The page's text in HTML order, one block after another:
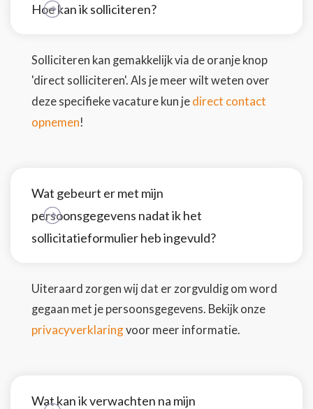
Hoe kan ik solliciteren?
Solliciteren kan gemakkelijk via de oranje knop
'direct solliciteren'. Als je meer wilt weten over
deze specifieke vacature kun je direct contact
opnemen!
Wat gebeurt er met mijn
persoonsgegevens nadat ik het
sollicitatieformulier heb ingevuld?
Uiteraard zorgen wij dat er zorgvuldig om word
gegaan met je persoonsgegevens. Bekijk onze
privacyverklaringvoor meer informatie.
Wat kan ik verwachten na mijn